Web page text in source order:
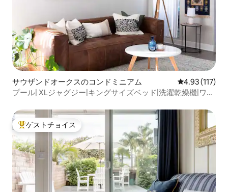
サウザンドオークスのコンドミニアム レビュー117
4.93 (117)
プール| XLジャグジー|キングサイズベッド|洗濯乾燥機|ワー
大好評のゲストチョイスです。
ゲストチョイス